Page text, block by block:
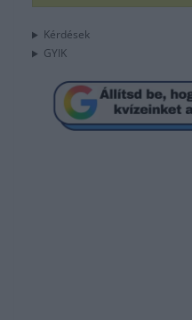
Kérdések
GYIK